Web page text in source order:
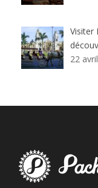
Visiter
22